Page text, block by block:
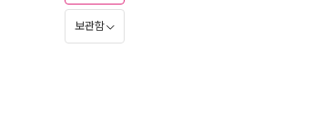
보관함